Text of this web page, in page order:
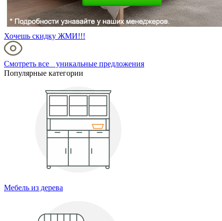
Хочешь скидку ЖМИ!!!
Смотреть все уникальные предложения
Популярные категории
Мебель из дерева